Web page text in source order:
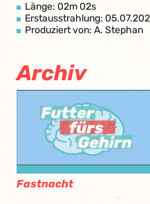
Länge: 02m 02s
Erstausstrahlung:
Produziert von: A. Stephan
Archiv
Fastnacht